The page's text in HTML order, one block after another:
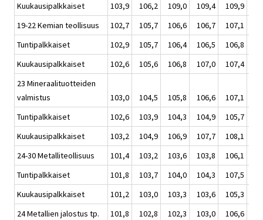
Kuukausipalkkaiset
103,9 106,2 109,0 109,4 109,9
19-22 Kemian teollisuus
102,7 105,7 106,6 106,7 107,1
Tuntipalkkaiset
102,9 105,7 106,4 106,5 106,8
Kuukausipalkkaiset
102,6 105,6 106,8 107,0 107,4
23 Mineraalituotteiden
valmistus
103,0 104,5 105,8 106,6 107,1
Tuntipalkkaiset
102,6 103,9 104,3 104,9 105,7
Kuukausipalkkaiset
103,2 104,9 106,9 107,7 108,1
24-30 Metalliteollisuus
101,4 103,2 103,6 103,8 106,1
Tuntipalkkaiset
101,8 103,7 104,0 104,3 107,5
Kuukausipalkkaiset
101,2 103,0 103,3 103,6 105,3
24 Metallien jalostus tp.
101,8 102,8 102,3 103,0 106,6